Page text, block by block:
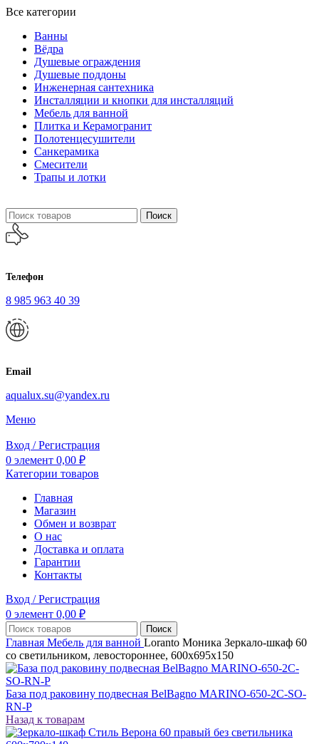
Все категории
Ванны
Вёдра
Душевые ограждения
Душевые поддоны
Инженерная сантехника
Инсталляции и кнопки для инсталляций
Мебель для ванной
Плитка и Керамогранит
Полотенцесушители
Санкерамика
Смесители
Трапы и лотки
Поиск
Телефон
8 985 963 40 39
Email
aqualux.su@yandex.ru
Меню
Вход / Регистрация
0 элемент 0,00 ₽
Категории товаров
Главная
Магазин
Обмен и возврат
О нас
Доставка и оплата
Гарантии
Контакты
Вход / Регистрация
0 элемент 0,00 ₽
Поиск
Главная Мебель для ванной Loranto Моника Зеркало-шкаф 60
со светильником, левостороннее, 600х695х150
База под раковину подвесная BelBagno MARINO-650-2C-SO-
RN-P
Назад к товарам